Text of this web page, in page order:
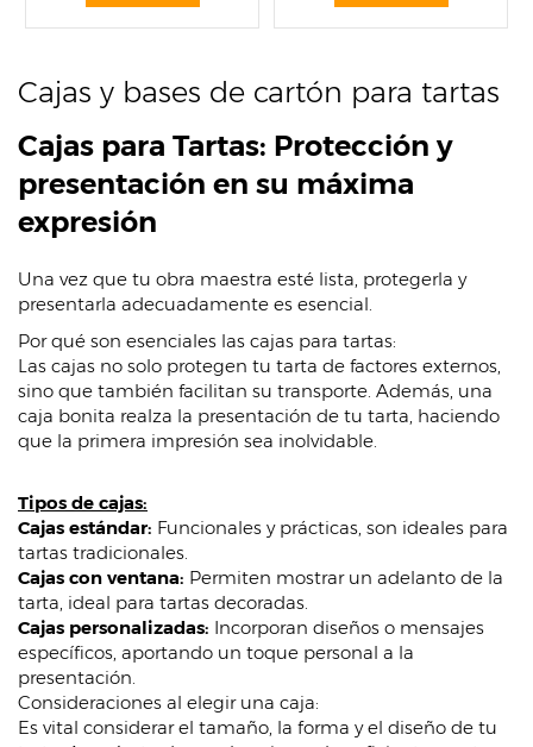
Cajas y bases de cartón para tartas
Cajas para Tartas: Protección y
presentación en su máxima
expresión
Una vez que tu obra maestra esté lista, protegerla y
presentarla adecuadamente es esencial.
Por qué son esenciales las cajas para tartas:
Las cajas no solo protegen tu tarta de factores externos,
sino que también facilitan su transporte. Además, una
caja bonita realza la presentación de tu tarta, haciendo
que la primera impresión sea inolvidable.
Tipos de cajas:
Cajas estándar: Funcionales y prácticas, son ideales para
tartas tradicionales.
Cajas con ventana: Permiten mostrar un adelanto de la
tarta, ideal para tartas decoradas.
Cajas personalizadas: Incorporan diseños o mensajes
específicos, aportando un toque personal a la
presentación.
Consideraciones al elegir una caja:
Es vital considerar el tamaño, la forma y el diseño de tu